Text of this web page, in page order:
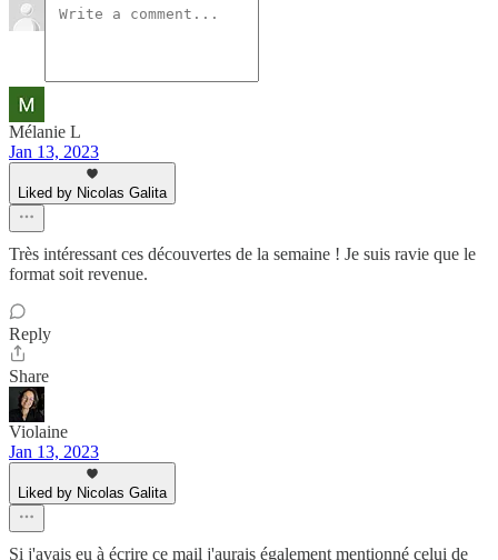
Mélanie L
Jan 13, 2023
Liked by Nicolas Galita
Très intéressant ces découvertes de la semaine ! Je suis ravie que le
format soit revenue.
Reply
Share
Violaine
Jan 13, 2023
Liked by Nicolas Galita
Si j'avais eu à écrire ce mail j'aurais également mentionné celui de